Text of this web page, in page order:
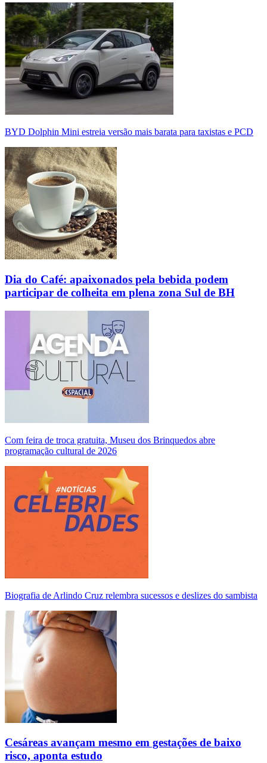
BYD Dolphin Mini estreia versão mais barata para taxistas e PCD
Dia do Café: apaixonados pela bebida podem
participar de colheita em plena zona Sul de BH
Com feira de troca gratuita, Museu dos Brinquedos abre
programação cultural de 2026
Biografia de Arlindo Cruz relembra sucessos e deslizes do sambista
Cesáreas avançam mesmo em gestações de baixo
risco, aponta estudo